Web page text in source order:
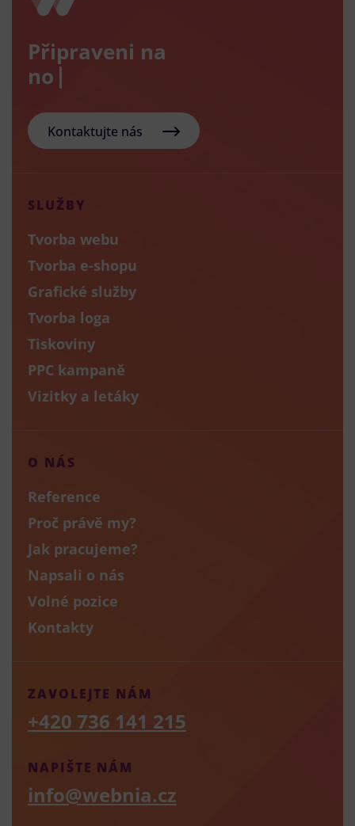
Připraveni na
nový e-
Kontaktujte nás
SLUŽBY
Tvorba webu
Tvorba e-shopu
Grafické služby
Tvorba loga
Tiskoviny
PPC kampaně
Vizitky a letáky
O NÁS
Reference
Proč právě my?
Jak pracujeme?
Napsali o nás
Volné pozice
Kontakty
NAPIŠTE NÁM
info@webnia.cz
ZAVOLEJTE NÁM
+420 736 141 215